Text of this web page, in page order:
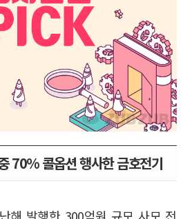
70% 콜옵션 행사한 금호전기